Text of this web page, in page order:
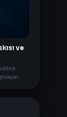
ve